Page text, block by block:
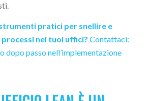
pratici per snellire e
nei tuoi uffici? Contattaci:
dopo passo nell’implementazione